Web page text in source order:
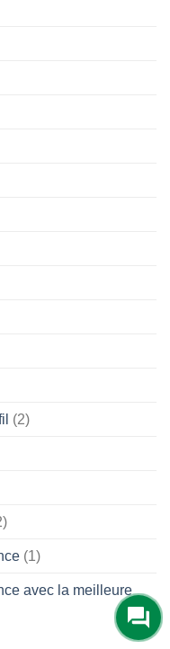
(2)
(1)
avec la meilleure